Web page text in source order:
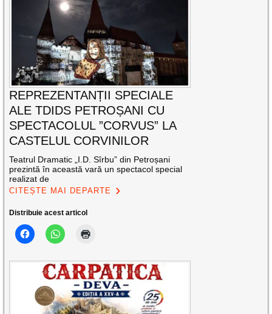
REPREZENTANȚII SPECIALE
ALE TDIDS PETROȘANI CU
SPECTACOLUL ”CORVUS” LA
CASTELUL CORVINILOR
Teatrul Dramatic „I.D. Sîrbu” din Petroșani
prezintă în această vară un spectacol special
realizat de
CITEȘTE MAI DEPARTE
Distribuie acest articol